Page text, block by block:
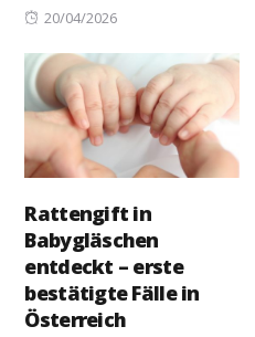
Posted
20/04/2026
Rattengift in
Babygläschen
entdeckt – erste
bestätigte Fälle in
Österreich